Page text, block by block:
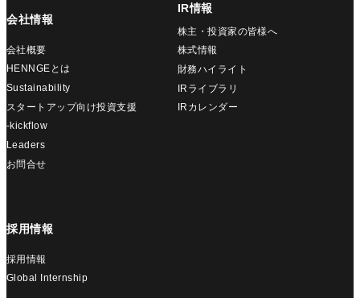
会社情報
会社概要
HENNGEとは
Sustainability
スタートアップ向け投資支援
-kickflow
Leaders
お問合せ
IR情報
株主・投資家の皆様へ
株式情報
財務ハイライト
IRライブラリ
IRカレンダー
採用情報
採用情報
Global Internship